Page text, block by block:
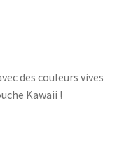
des couleurs vives
Kawaii !